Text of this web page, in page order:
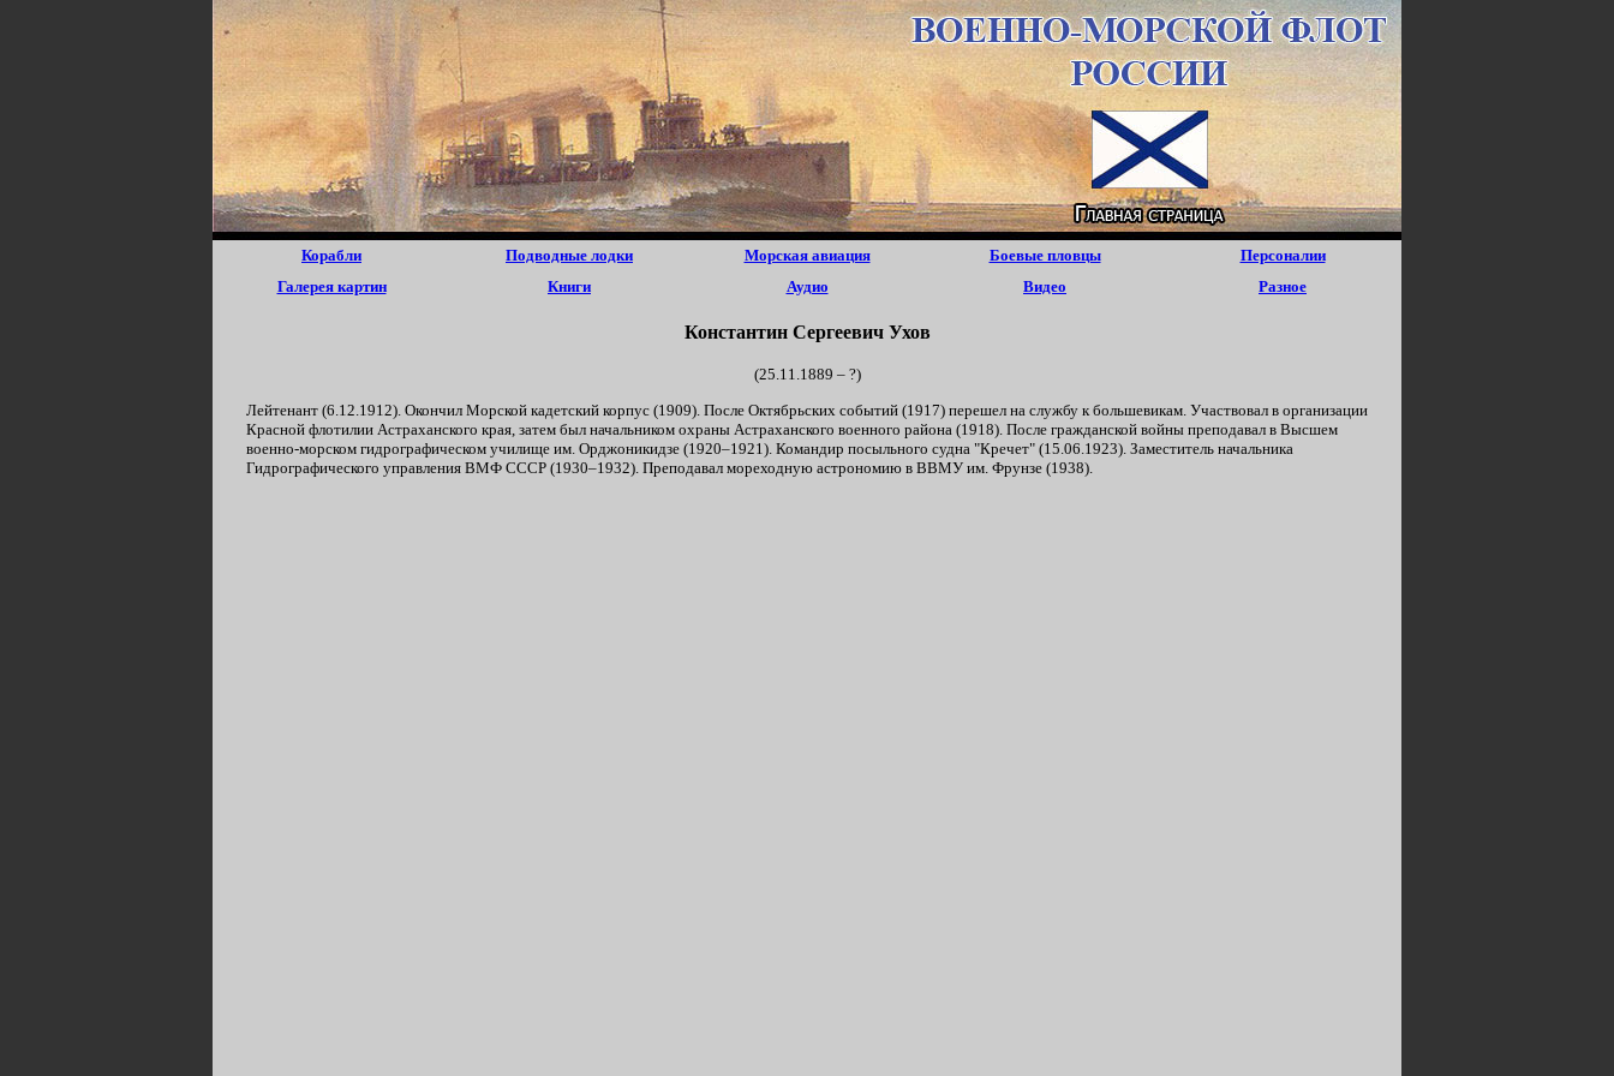
Корабли Подводные лодки Морская авиация Боевые пловцы
Персоналии
Галерея картин
Книги Аудио Видео Разное
Константин Сергеевич Ухов
(25.11.1889 – ?)
Лейтенант (6.12.1912). Окончил Морской кадетский корпус (1909). После Октябрьских событий (1917) перешел на службу к большевикам. Участвовал в организации
Красной флотилии Астраханского края, затем был начальником охраны Астраханского военного района (1918). После гражданской войны преподавал в Высшем
военно-морском гидрографическом училище им. Орджоникидзе (1920–1921). Командир посыльного судна "Кречет" (15.06.1923). Заместитель начальника
Гидрографического управления ВМФ СССР (1930–1932). Преподавал мореходную астрономию в ВВМУ им. Фрунзе (1938).